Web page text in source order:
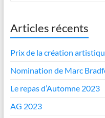
Articles récents
Prix de la création
Nomination de Marc
Le repas d’Automne 2023
AG 2023